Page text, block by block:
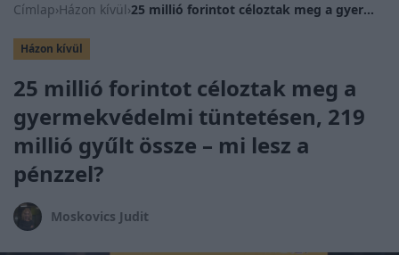
Címlap›Házon kívül› 25 millió forintot céloztak meg a gyermekvédelmi tüntetésen, 219 millió gyűlt össze – mi lesz a pénzzel?
Házon kívül
25 millió forintot céloztak meg a
gyermekvédelmi tüntetésen, 219
millió gyűlt össze – mi lesz a
pénzzel?
Moskovics Judit